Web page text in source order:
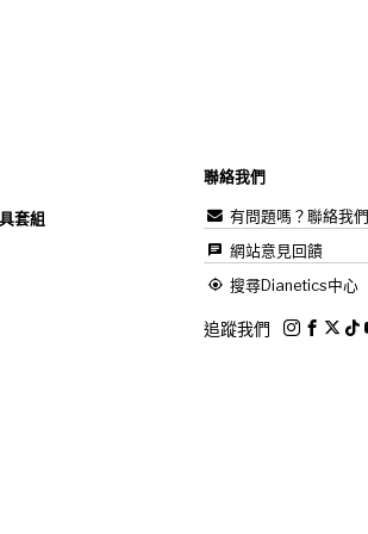
套組
聯絡我們
有問題嗎？聯絡我們
網站意見回饋
搜尋Dianetics中心
追蹤我們